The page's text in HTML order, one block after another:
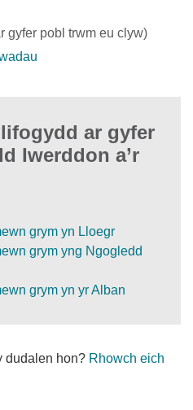
gyfer pobl trwm eu clyw)
ar gyfer
Iwerddon a’r
grym yn Lloegr
grym yng Ngogledd
grym yn yr Alban
dudalen hon? Rhowch eich